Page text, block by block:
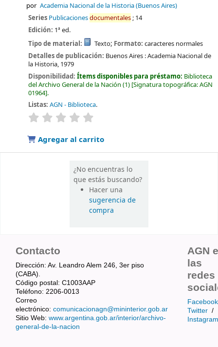
por Academia Nacional de la Historia (Buenos Aires)
Series Publicacionesdocumentales; 14
Edición: 1ª ed.
Tipo de material:
Texto; Formato: caracteres normales
Detalles de publicación: Buenos Aires :Academia Nacional de
la Historia, 1979
Disponibilidad:Ítems disponibles para préstamo: Biblioteca
del Archivo General de la Nación (1) Signatura topográfica:AGN
01964 .
Listas: AGN - Biblioteca.
valoración
Agregar al carrito
¿No encuentras lo
que estás buscando?
Hacer una
sugerencia de
compra
Contacto
Dirección: Av. Leandro Alem 246, 3er piso
(CABA).
Código postal: C1003AAP
Teléfono: 2206-0013
Correo
electrónico: comunicacionagn@mininterior.gob.ar
Sitio Web: www.argentina.gob.ar/interior/archivo-
general-de-la-nacion
AGN
las
redes
Facebook
Twitter /
Instagram